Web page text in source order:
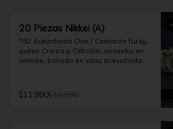
acevichado
-
20 Piezas Nikkei (A)
*82 Acevichado One / Camarón furay,
queso Crema y Cebollín, envuelto en
salmón, bañado en salsa acevichada
y cebollin, frito en panko cubierto de
ceviche hot.
$11.990$16.990